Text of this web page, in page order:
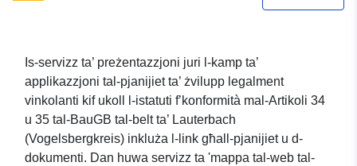
Is-servizz ta’ preżentazzjoni juri l-kamp ta’
applikazzjoni tal-pjanijiet ta’ żvilupp legalment
vinkolanti kif ukoll l-istatuti f’konformità mal-Artikoli 34
u 35 tal-BauGB tal-belt ta’ Lauterbach
(Vogelsbergkreis) inkluża l-link għall-pjanijiet u d-
dokumenti. Dan huwa servizz ta 'mappa tal-web tal-